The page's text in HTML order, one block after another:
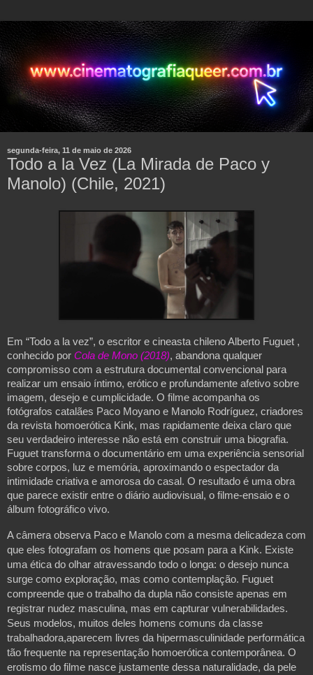
segunda-feira, 11 de maio de 2026
Todo a la Vez (La Mirada de Paco y
Manolo) (Chile, 2021)
Em “Todo a la vez”, o escritor e cineasta chileno Alberto Fuguet ,
conhecido por Cola de Mono (2018), abandona qualquer
compromisso com a estrutura documental convencional para
realizar um ensaio íntimo, erótico e profundamente afetivo sobre
imagem, desejo e cumplicidade. O filme acompanha os
fotógrafos catalães Paco Moyano e Manolo Rodríguez, criadores
da revista homoerótica Kink, mas rapidamente deixa claro que
seu verdadeiro interesse não está em construir uma biografia.
Fuguet transforma o documentário em uma experiência sensorial
sobre corpos, luz e memória, aproximando o espectador da
intimidade criativa e amorosa do casal. O resultado é uma obra
que parece existir entre o diário audiovisual, o filme-ensaio e o
álbum fotográfico vivo.
A câmera observa Paco e Manolo com a mesma delicadeza com
que eles fotografam os homens que posam para a Kink. Existe
uma ética do olhar atravessando todo o longa: o desejo nunca
surge como exploração, mas como contemplação. Fuguet
compreende que o trabalho da dupla não consiste apenas em
registrar nudez masculina, mas em capturar vulnerabilidades.
Seus modelos, muitos deles homens comuns da classe
trabalhadora,aparecem livres da hipermasculinidade performática
tão frequente na representação homoerótica contemporânea. O
erotismo do filme nasce justamente dessa naturalidade, da pele